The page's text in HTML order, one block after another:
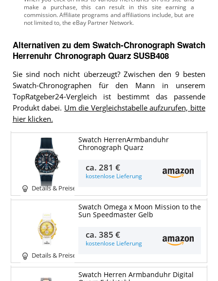
Alternativen zu dem Swatch-Chronograph Swatch
Herrenuhr Chronograph Quarz SUSB408
Sie sind noch nicht überzeugt? Zwischen den 9 besten
Swatch-Chronographen für den Mann in unserem
TopRatgeber24-Vergleich ist bestimmt das passende
Produkt dabei. Um die Vergleichstabelle aufzurufen, bitte
hier klicken.
Details & Preise
Swatch HerrenArmbanduhr
Chronograph Quarz
ca.281 €
kostenlose Lieferung
Details & Preise
Swatch Omega x Moon Mission to the
Sun Speedmaster Gelb
ca.385 €
kostenlose Lieferung
Swatch Herren Armbanduhr Digital